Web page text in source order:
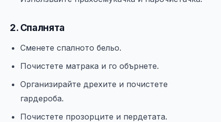
2. Спалнята
Сменете спалното бельо.
Почистете матрака и го обърнете.
Организирайте дрехите и почистете
гардероба.
Почистете прозорците и пердетата.